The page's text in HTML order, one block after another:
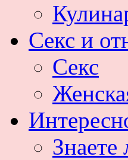
Секс и
Секс